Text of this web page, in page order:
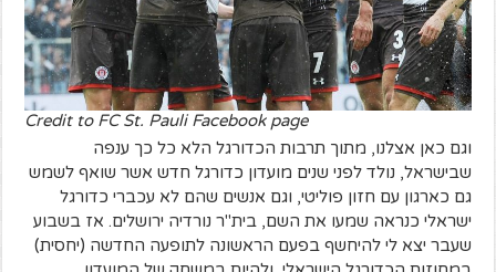
Credit to FC St. Pauli Facebook page
וגם כאן אצלנו, מתוך תרבות הכדורגל הלא כל כך ענפה
שבישראל, נולד לפני שנים מועדון כדורגל חדש אשר שואף לשמש
גם כארגון עם חזון פוליטי, וגם אנשים שהם לא עכברי כדורגל
ישראלי כנראה שמעו את השם, בית"ר נורדיה ירושלים. אז בשבוע
שעבר יצא לי להיחשף בפעם הראשונה לתופעה החדשה (יחסית)